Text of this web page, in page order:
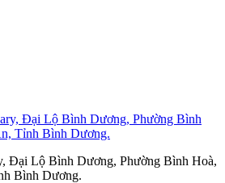
Đại Lộ Bình Dương, Phường Bình Hoà,
Bình Dương.